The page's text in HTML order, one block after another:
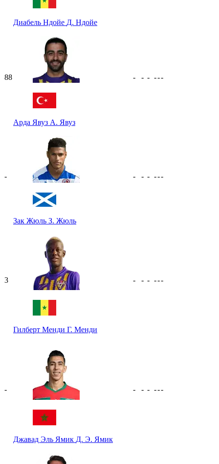
Диабель Ндойе Д. Ндойе
88
Арда Явуз А. Явуз
- - - ---
-
Зак Жюль З. Жюль
- - - ---
3
Гилберт Менди Г. Менди
- - - ---
-
Джавад Эль Ямик Д. Э. Ямик
- - - ---